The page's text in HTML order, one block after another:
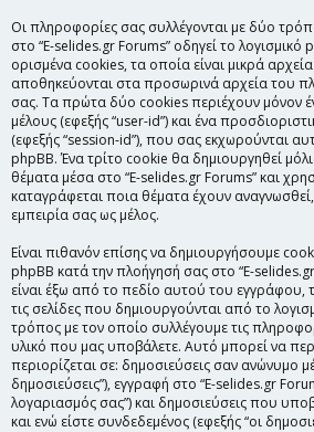
Οι πληροφορίες σας συλλέγονται με δύο
στο “E-selides.gr Forums” οδηγεί το λογισμικό
ορισμένα cookies, τα οποία είναι μικρά
αποθηκεύονται στα προσωρινά αρχεία του
σας. Τα πρώτα δύο cookies περιέχουν μόνον
μέλους (εφεξής “user-id”) και ένα
(εφεξής “session-id”), που σας εκχωρούνται
phpBB. Ένα τρίτο cookie θα δημιουργηθεί
θέματα μέσα στο “E-selides.gr Forums” και
καταγράφεται ποια θέματα έχουν αναγνωσθεί,
εμπειρία σας ως μέλος.
Είναι πιθανόν επίσης να δημιουργήσουμε
phpBB κατά την πλοήγησή σας στο “E-
είναι έξω από το πεδίο αυτού του εγγράφου,
τις σελίδες που δημιουργούνται από το
τρόπος με τον οποίο συλλέγουμε τις
υλικό που μας υποβάλετε. Αυτό μπορεί να
περιορίζεται σε: δημοσιεύσεις σαν ανώνυμο
δημοσιεύσεις”), εγγραφή στο “E-selides.gr
λογαριασμός σας”) και δημοσιεύσεις που
και ενώ είστε συνδεδεμένος (εφεξής “οι